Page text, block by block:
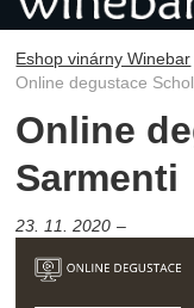
Eshop vinárny Winebar
Online degustace
Online
Sarmenti
23. 11. 2020